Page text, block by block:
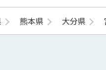
熊本県 大分県